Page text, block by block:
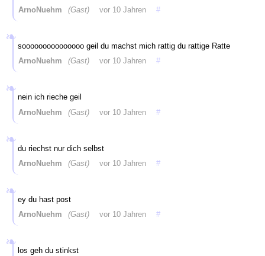
ArnoNuehm
(Gast) vor 10 Jahren #
sooooooooooooooo geil du machst mich rattig du rattige Ratte
ArnoNuehm
(Gast) vor 10 Jahren #
nein ich rieche geil
ArnoNuehm
(Gast) vor 10 Jahren #
du riechst nur dich selbst
ArnoNuehm
(Gast) vor 10 Jahren #
ey du hast post
ArnoNuehm
(Gast) vor 10 Jahren #
los geh du stinkst